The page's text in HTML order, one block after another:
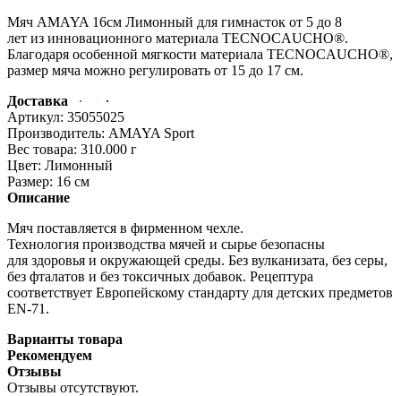
Мяч AMAYA 16см Лимонный для гимнасток от 5 до 8
лет из инновационного материала TECNOCAUCHO®.
Благодаря особенной мягкости материала TECNOCAUCHO®,
размер мяча можно регулировать от 15 до 17 см.
Доставка
Артикул: 35055025
Производитель: AMAYA Sport
Вес товара: 310.000 г
Цвет: Лимонный
Размер: 16 см
Описание
Мяч поставляется в фирменном чехле.
Технология производства мячей и сырье безопасны
для здоровья и окружающей среды. Без вулканизата, без серы,
без фталатов и без токсичных добавок. Рецептура
соответствует Европейскому стандарту для детских предметов
EN-71.
Варианты товара
Рекомендуем
Отзывы
Отзывы отсутствуют.